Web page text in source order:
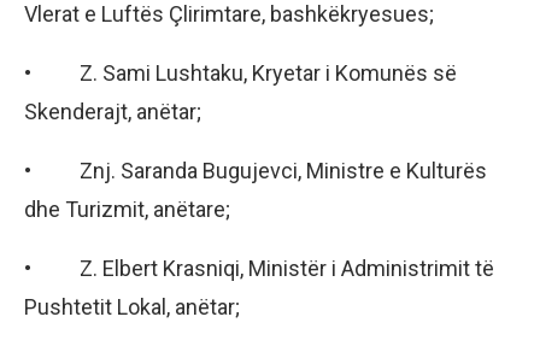
Vlerat e Luftës Çlirimtare, bashkëkryesues;
• Z. Sami Lushtaku, Kryetar i Komunës së
Skenderajt, anëtar;
• Znj. Saranda Bugujevci, Ministre e Kulturës
dhe Turizmit, anëtare;
• Z. Elbert Krasniqi, Ministër i Administrimit të
Pushtetit Lokal, anëtar;